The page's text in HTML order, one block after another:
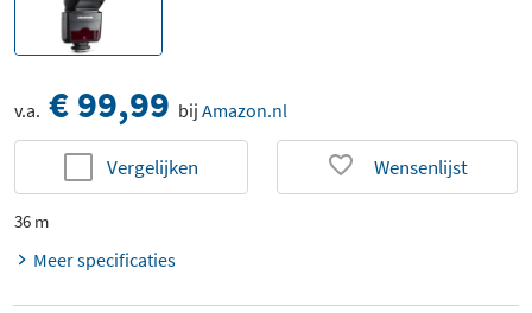
v.a. € 99,99 bij Amazon.nl
Vergelijken Wensenlijst
36 m
Meer specificaties